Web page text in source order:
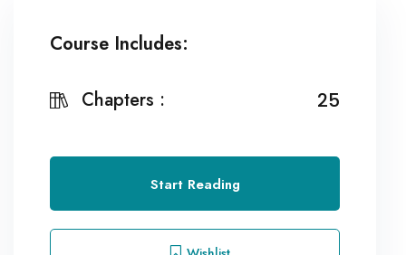
Course Includes:
Chapters : 25
Start Reading